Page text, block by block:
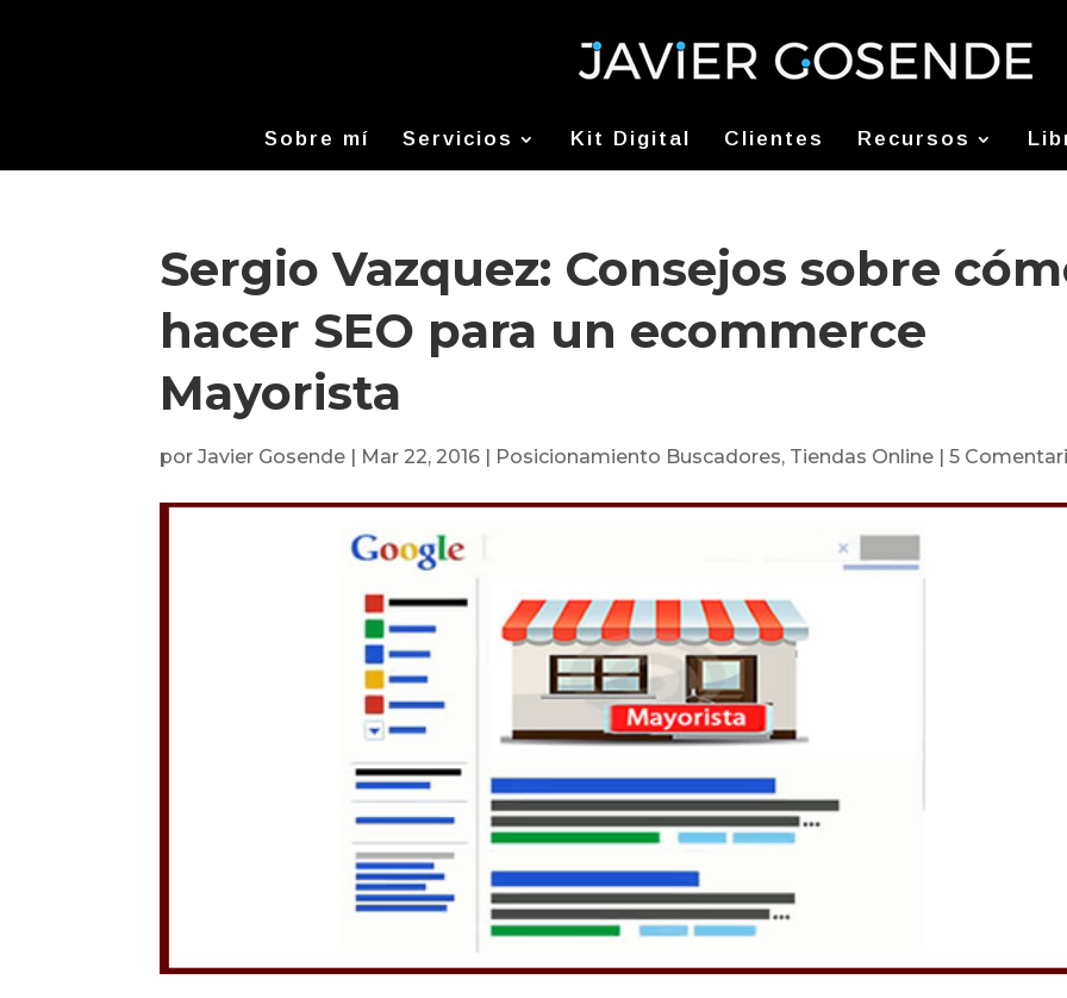
Sobre mí Servicios Kit Digital Clientes Recursos
Sergio Vazquez: Consejos sobre
hacer SEO para un ecommerce
Mayorista
porJavier Gosende | Mar 22, 2016 | Posicionamiento Buscadores, Tiendas Online |5